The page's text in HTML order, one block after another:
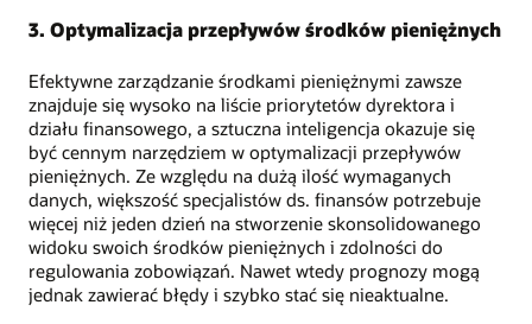
3. Optymalizacja przepływów środków pieniężnych
Efektywne zarządzanie środkami pieniężnymi zawsze
znajduje się wysoko na liście priorytetów dyrektora i
działu finansowego, a sztuczna inteligencja okazuje się
być cennym narzędziem w optymalizacji przepływów
pieniężnych. Ze względu na dużą ilość wymaganych
danych, większość specjalistów ds. finansów potrzebuje
więcej niż jeden dzień na stworzenie skonsolidowanego
widoku swoich środków pieniężnych i zdolności do
regulowania zobowiązań. Nawet wtedy prognozy mogą
jednak zawierać błędy i szybko stać się nieaktualne.